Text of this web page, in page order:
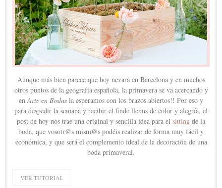
Aunque más bien parece que hoy nevará en Barcelona y en muchos
otros puntos de la geografía española, la primavera se va acercando y
en Arte en Bodas la esperamos con los brazos abiertos!! Por eso y
para despedir la semana y recibir el finde llenos de color y alegría, el
post de hoy nos trae una original y sencilla idea para el sitting de la
boda, que vosotr@s mism@s podéis realizar de forma muy fácil y
económica, y que será el complemento ideal de la decoración de una
boda primaveral.
VER TUTORIAL